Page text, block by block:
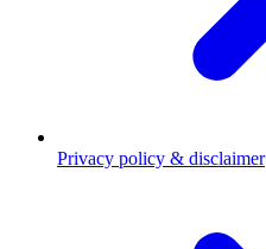
Privacy policy & disclaimer